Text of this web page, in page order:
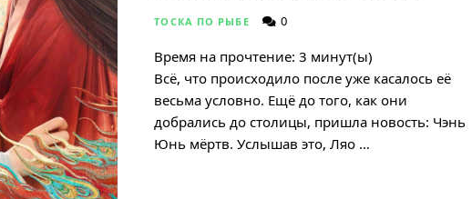
ТОСКА ПО РЫБЕ 0
Время на прочтение: 3 минут(ы)
Всё, что происходило после уже касалось её
весьма условно. Ещё до того, как они
добрались до столицы, пришла новость: Чэнь
Юнь мёртв. Услышав это, Ляо …